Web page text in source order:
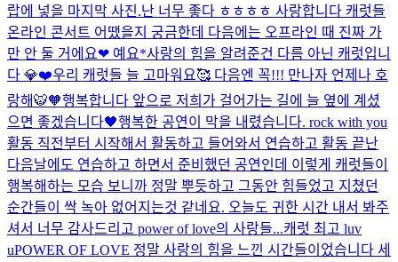
랍에 넣을 마지막 사진.난 너무 좋다 ㅎㅎㅎㅎ 사랑합니다 캐럿들
온라인 콘서트 어땠을지 궁금한데 다음에는 오프라인 때 진짜 가
만 안 둘 거에요❤ 예요*사랑의 힘을 알려준건 다름 아닌 캐럿입니
다 💎❤️우리 캐럿들 늘 고마워요🥰 다음엔 꼭!!! 만나자 언제나 호
랑해🐯🧡행복합니다 앞으로 저희가 걸어가는 길에 늘 옆에 계셨
으면 좋겠습니다🖤행복한 공연이 막을 내렸습니다. rock with you
활동 직전부터 시작해서 활동하고 들어와서 연습하고 활동 끝난
다음날에도 연습하고 하면서 준비했던 공연인데 이렇게 캐럿들이
행복해하는 모습 보니까 정말 뿌듯하고 그동안 힘들었고 지쳤던
순간들이 싹 녹아 없어지는것 같네요. 오늘도 귀한 시간 내서 봐주
셔서 너무 감사드리고 power of love의 사랑들...캐럿 최고 luv
uPOWER OF LOVE 정말 사랑의 힘을 느낀 시간들이었습니다 세